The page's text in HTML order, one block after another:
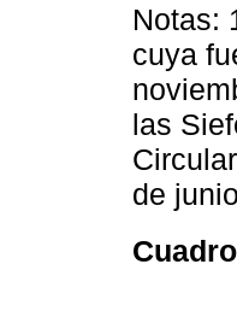
Notas:
cuya
las
de